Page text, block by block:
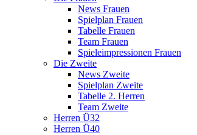
News Frauen
Spielplan Frauen
Tabelle Frauen
Team Frauen
Spieleimpressionen Frauen
Die Zweite
News Zweite
Spielplan Zweite
Tabelle 2. Herren
Team Zweite
Herren Ü32
Herren Ü40